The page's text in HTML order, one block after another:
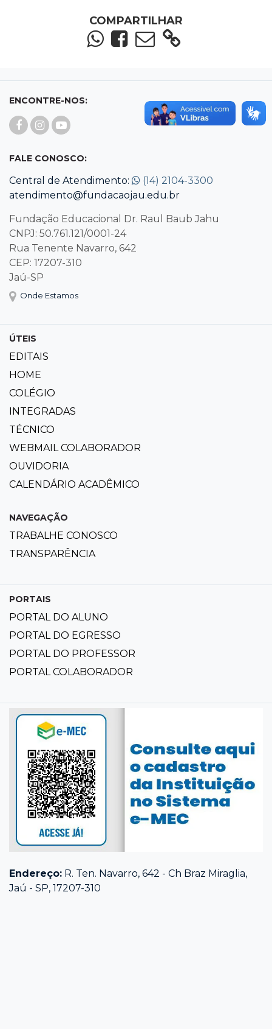
COMPARTILHAR
ENCONTRE-NOS:
FALE CONOSCO:
Central de Atendimento:
(14) 2104-3300
atendimento@fundacaojau.edu.br
Fundação Educacional Dr. Raul Baub Jahu
CNPJ: 50.761.121/0001-24
Rua Tenente Navarro, 642
CEP: 17207-310
Jaú-SP
Onde Estamos
ÚTEIS
EDITAIS
HOME
COLÉGIO
INTEGRADAS
TÉCNICO
WEBMAIL COLABORADOR
OUVIDORIA
CALENDÁRIO ACADÊMICO
NAVEGAÇÃO
TRABALHE CONOSCO
TRANSPARÊNCIA
PORTAIS
PORTAL DO ALUNO
PORTAL DO EGRESSO
PORTAL DO PROFESSOR
PORTAL COLABORADOR
Endereço: R. Ten. Navarro, 642 - Ch Braz Miraglia,
Jaú - SP, 17207-310